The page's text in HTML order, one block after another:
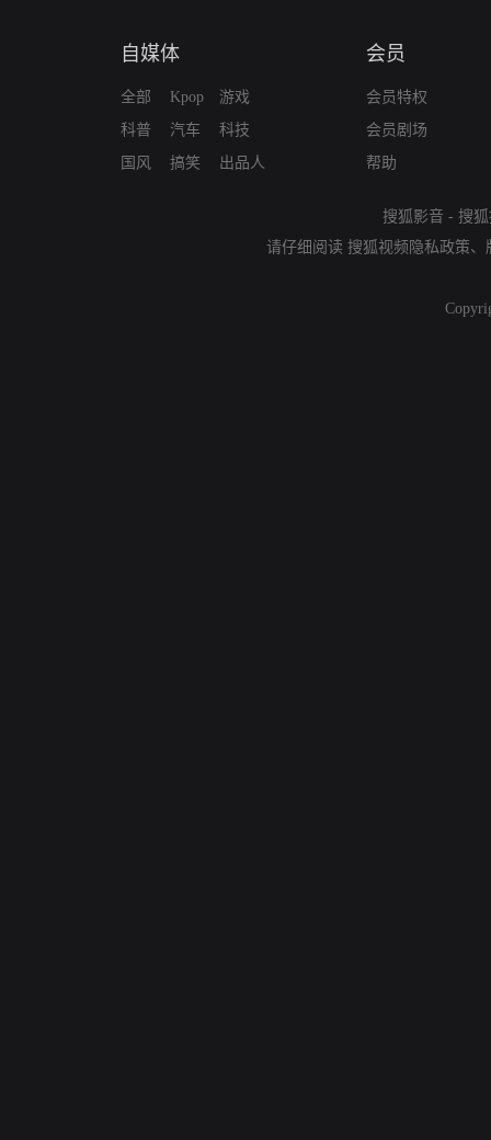
自媒体
全部
科普
国风
Kpop
汽车
搞笑
游戏
科技
出品人
会员
会员特权
会员剧场
帮助
搜狐影音 - 搜
请仔细阅读 搜狐视频隐私政策、